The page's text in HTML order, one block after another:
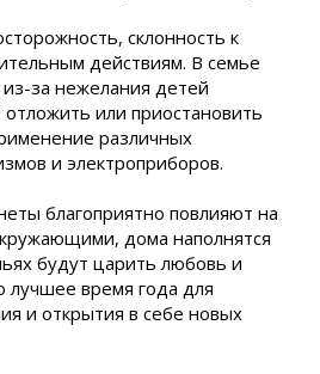
склонность к
действиям. В семье
за нежелания детей
или приостановить
различных
и электроприборов.
благоприятно повлияют на
дома наполнятся
будут царить любовь и
лучшее время года для
и открытия в себе новых